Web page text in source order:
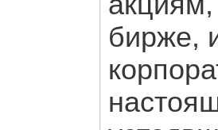
бирже,